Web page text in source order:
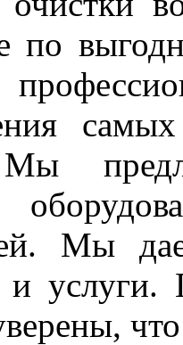
по
самых
Мы
Мы
и